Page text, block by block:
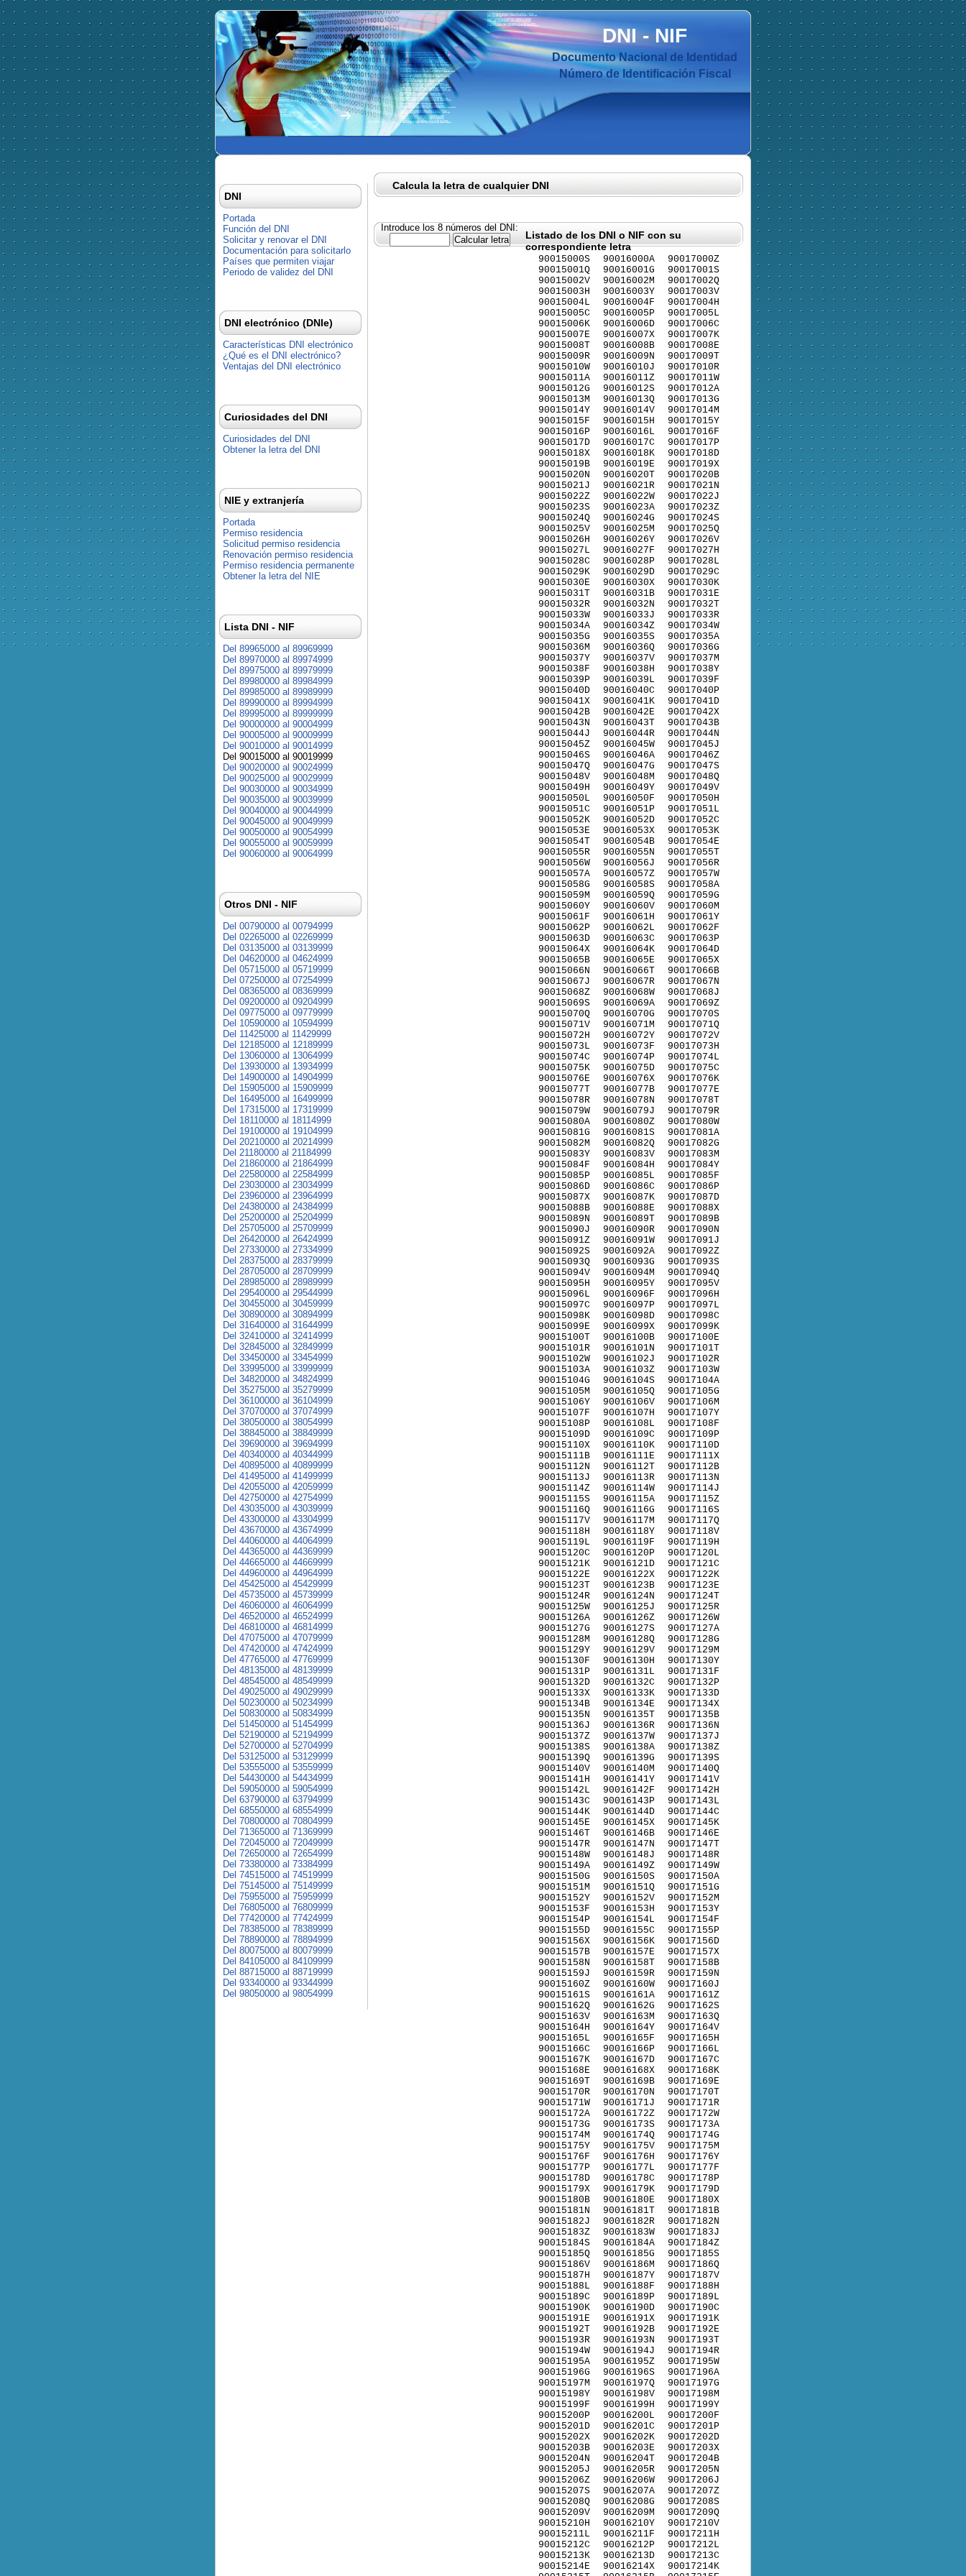
DNI-NIF
Documento Nacional de Identidad
Número de Identificación Fiscal
Calcula la letra de cualquier DNI
Introduce los 8 números del DNI:
Listado de los DNI o NIF con su
correspondiente letra
90015000S
90015001Q
90015002V
90015003H
90015004L
90015005C
90015006K
90015007E
90015008T
90015009R
90015010W
90015011A
90015012G
90015013M
90015014Y
90015015F
90015016P
90015017D
90015018X
90015019B
90015020N
90015021J
90015022Z
90015023S
90015024Q
90015025V
90015026H
90015027L
90015028C
90015029K
90015030E
90015031T
90015032R
90015033W
90015034A
90015035G
90015036M
90015037Y
90015038F
90015039P
90015040D
90015041X
90015042B
90015043N
90015044J
90015045Z
90015046S
90015047Q
90015048V
90015049H
90015050L
90015051C
90015052K
90015053E
90015054T
90015055R
90015056W
90015057A
90015058G
90015059M
90015060Y
90015061F
90015062P
90015063D
90015064X
90015065B
90015066N
90015067J
90015068Z
90015069S
90015070Q
90015071V
90015072H
90015073L
90015074C
90015075K
90015076E
90015077T
90015078R
90015079W
90015080A
90015081G
90015082M
90015083Y
90015084F
90015085P
90015086D
90015087X
90015088B
90015089N
90015090J
90015091Z
90015092S
90015093Q
90015094V
90015095H
90015096L
90015097C
90015098K
90015099E
90015100T
90015101R
90015102W
90015103A
90015104G
90015105M
90015106Y
90015107F
90015108P
90015109D
90015110X
90015111B
90015112N
90015113J
90015114Z
90015115S
90015116Q
90015117V
90015118H
90015119L
90015120C
90015121K
90015122E
90015123T
90015124R
90015125W
90015126A
90015127G
90015128M
90015129Y
90015130F
90015131P
90015132D
90015133X
90015134B
90015135N
90015136J
90015137Z
90015138S
90015139Q
90015140V
90015141H
90015142L
90015143C
90015144K
90015145E
90015146T
90015147R
90015148W
90015149A
90015150G
90015151M
90015152Y
90015153F
90015154P
90015155D
90015156X
90015157B
90015158N
90015159J
90015160Z
90015161S
90015162Q
90015163V
90015164H
90015165L
90015166C
90015167K
90015168E
90015169T
90015170R
90015171W
90015172A
90015173G
90015174M
90015175Y
90015176F
90015177P
90015178D
90015179X
90015180B
90015181N
90015182J
90015183Z
90015184S
90015185Q
90015186V
90015187H
90015188L
90015189C
90015190K
90015191E
90015192T
90015193R
90015194W
90015195A
90015196G
90015197M
90015198Y
90015199F
90015200P
90015201D
90015202X
90015203B
90015204N
90015205J
90015206Z
90015207S
90015208Q
90015209V
90015210H
90015211L
90015212C
90015213K
90015214E
90016000A
90016001G
90016002M
90016003Y
90016004F
90016005P
90016006D
90016007X
90016008B
90016009N
90016010J
90016011Z
90016012S
90016013Q
90016014V
90016015H
90016016L
90016017C
90016018K
90016019E
90016020T
90016021R
90016022W
90016023A
90016024G
90016025M
90016026Y
90016027F
90016028P
90016029D
90016030X
90016031B
90016032N
90016033J
90016034Z
90016035S
90016036Q
90016037V
90016038H
90016039L
90016040C
90016041K
90016042E
90016043T
90016044R
90016045W
90016046A
90016047G
90016048M
90016049Y
90016050F
90016051P
90016052D
90016053X
90016054B
90016055N
90016056J
90016057Z
90016058S
90016059Q
90016060V
90016061H
90016062L
90016063C
90016064K
90016065E
90016066T
90016067R
90016068W
90016069A
90016070G
90016071M
90016072Y
90016073F
90016074P
90016075D
90016076X
90016077B
90016078N
90016079J
90016080Z
90016081S
90016082Q
90016083V
90016084H
90016085L
90016086C
90016087K
90016088E
90016089T
90016090R
90016091W
90016092A
90016093G
90016094M
90016095Y
90016096F
90016097P
90016098D
90016099X
90016100B
90016101N
90016102J
90016103Z
90016104S
90016105Q
90016106V
90016107H
90016108L
90016109C
90016110K
90016111E
90016112T
90016113R
90016114W
90016115A
90016116G
90016117M
90016118Y
90016119F
90016120P
90016121D
90016122X
90016123B
90016124N
90016125J
90016126Z
90016127S
90016128Q
90016129V
90016130H
90016131L
90016132C
90016133K
90016134E
90016135T
90016136R
90016137W
90016138A
90016139G
90016140M
90016141Y
90016142F
90016143P
90016144D
90016145X
90016146B
90016147N
90016148J
90016149Z
90016150S
90016151Q
90016152V
90016153H
90016154L
90016155C
90016156K
90016157E
90016158T
90016159R
90016160W
90016161A
90016162G
90016163M
90016164Y
90016165F
90016166P
90016167D
90016168X
90016169B
90016170N
90016171J
90016172Z
90016173S
90016174Q
90016175V
90016176H
90016177L
90016178C
90016179K
90016180E
90016181T
90016182R
90016183W
90016184A
90016185G
90016186M
90016187Y
90016188F
90016189P
90016190D
90016191X
90016192B
90016193N
90016194J
90016195Z
90016196S
90016197Q
90016198V
90016199H
90016200L
90016201C
90016202K
90016203E
90016204T
90016205R
90016206W
90016207A
90016208G
90016209M
90016210Y
90016211F
90016212P
90016213D
90016214X
90017000Z
90017001S
90017002Q
90017003V
90017004H
90017005L
90017006C
90017007K
90017008E
90017009T
90017010R
90017011W
90017012A
90017013G
90017014M
90017015Y
90017016F
90017017P
90017018D
90017019X
90017020B
90017021N
90017022J
90017023Z
90017024S
90017025Q
90017026V
90017027H
90017028L
90017029C
90017030K
90017031E
90017032T
90017033R
90017034W
90017035A
90017036G
90017037M
90017038Y
90017039F
90017040P
90017041D
90017042X
90017043B
90017044N
90017045J
90017046Z
90017047S
90017048Q
90017049V
90017050H
90017051L
90017052C
90017053K
90017054E
90017055T
90017056R
90017057W
90017058A
90017059G
90017060M
90017061Y
90017062F
90017063P
90017064D
90017065X
90017066B
90017067N
90017068J
90017069Z
90017070S
90017071Q
90017072V
90017073H
90017074L
90017075C
90017076K
90017077E
90017078T
90017079R
90017080W
90017081A
90017082G
90017083M
90017084Y
90017085F
90017086P
90017087D
90017088X
90017089B
90017090N
90017091J
90017092Z
90017093S
90017094Q
90017095V
90017096H
90017097L
90017098C
90017099K
90017100E
90017101T
90017102R
90017103W
90017104A
90017105G
90017106M
90017107Y
90017108F
90017109P
90017110D
90017111X
90017112B
90017113N
90017114J
90017115Z
90017116S
90017117Q
90017118V
90017119H
90017120L
90017121C
90017122K
90017123E
90017124T
90017125R
90017126W
90017127A
90017128G
90017129M
90017130Y
90017131F
90017132P
90017133D
90017134X
90017135B
90017136N
90017137J
90017138Z
90017139S
90017140Q
90017141V
90017142H
90017143L
90017144C
90017145K
90017146E
90017147T
90017148R
90017149W
90017150A
90017151G
90017152M
90017153Y
90017154F
90017155P
90017156D
90017157X
90017158B
90017159N
90017160J
90017161Z
90017162S
90017163Q
90017164V
90017165H
90017166L
90017167C
90017168K
90017169E
90017170T
90017171R
90017172W
90017173A
90017174G
90017175M
90017176Y
90017177F
90017178P
90017179D
90017180X
90017181B
90017182N
90017183J
90017184Z
90017185S
90017186Q
90017187V
90017188H
90017189L
90017190C
90017191K
90017192E
90017193T
90017194R
90017195W
90017196A
90017197G
90017198M
90017199Y
90017200F
90017201P
90017202D
90017203X
90017204B
90017205N
90017206J
90017207Z
90017208S
90017209Q
90017210V
90017211H
90017212L
90017213C
90017214K
DNI
Portada
Función del DNI
Solicitar y renovar el DNI
Documentación para solicitarlo
Países que permiten viajar
Periodo de validez del DNI
DNI electrónico (DNIe)
Características DNI electrónico
¿Qué es el DNI electrónico?
Ventajas del DNI electrónico
Curiosidades del DNI
Curiosidades del DNI
Obtener la letra del DNI
NIE y extranjería
Portada
Permiso residencia
Solicitud permiso residencia
Renovación permiso residencia
Permiso residencia permanente
Obtener la letra del NIE
Lista DNI - NIF
Del 89965000 al 89969999
Del 89970000 al 89974999
Del 89975000 al 89979999
Del 89980000 al 89984999
Del 89985000 al 89989999
Del 89990000 al 89994999
Del 89995000 al 89999999
Del 90000000 al 90004999
Del 90005000 al 90009999
Del 90010000 al 90014999
Del 90015000 al 90019999
Del 90020000 al 90024999
Del 90025000 al 90029999
Del 90030000 al 90034999
Del 90035000 al 90039999
Del 90040000 al 90044999
Del 90045000 al 90049999
Del 90050000 al 90054999
Del 90055000 al 90059999
Del 90060000 al 90064999
Otros DNI - NIF
Del 00790000 al 00794999
Del 02265000 al 02269999
Del 03135000 al 03139999
Del 04620000 al 04624999
Del 05715000 al 05719999
Del 07250000 al 07254999
Del 08365000 al 08369999
Del 09200000 al 09204999
Del 09775000 al 09779999
Del 10590000 al 10594999
Del 11425000 al 11429999
Del 12185000 al 12189999
Del 13060000 al 13064999
Del 13930000 al 13934999
Del 14900000 al 14904999
Del 15905000 al 15909999
Del 16495000 al 16499999
Del 17315000 al 17319999
Del 18110000 al 18114999
Del 19100000 al 19104999
Del 20210000 al 20214999
Del 21180000 al 21184999
Del 21860000 al 21864999
Del 22580000 al 22584999
Del 23030000 al 23034999
Del 23960000 al 23964999
Del 24380000 al 24384999
Del 25200000 al 25204999
Del 25705000 al 25709999
Del 26420000 al 26424999
Del 27330000 al 27334999
Del 28375000 al 28379999
Del 28705000 al 28709999
Del 28985000 al 28989999
Del 29540000 al 29544999
Del 30455000 al 30459999
Del 30890000 al 30894999
Del 31640000 al 31644999
Del 32410000 al 32414999
Del 32845000 al 32849999
Del 33450000 al 33454999
Del 33995000 al 33999999
Del 34820000 al 34824999
Del 35275000 al 35279999
Del 36100000 al 36104999
Del 37070000 al 37074999
Del 38050000 al 38054999
Del 38845000 al 38849999
Del 39690000 al 39694999
Del 40340000 al 40344999
Del 40895000 al 40899999
Del 41495000 al 41499999
Del 42055000 al 42059999
Del 42750000 al 42754999
Del 43035000 al 43039999
Del 43300000 al 43304999
Del 43670000 al 43674999
Del 44060000 al 44064999
Del 44365000 al 44369999
Del 44665000 al 44669999
Del 44960000 al 44964999
Del 45425000 al 45429999
Del 45735000 al 45739999
Del 46060000 al 46064999
Del 46520000 al 46524999
Del 46810000 al 46814999
Del 47075000 al 47079999
Del 47420000 al 47424999
Del 47765000 al 47769999
Del 48135000 al 48139999
Del 48545000 al 48549999
Del 49025000 al 49029999
Del 50230000 al 50234999
Del 50830000 al 50834999
Del 51450000 al 51454999
Del 52190000 al 52194999
Del 52700000 al 52704999
Del 53125000 al 53129999
Del 53555000 al 53559999
Del 54430000 al 54434999
Del 59050000 al 59054999
Del 63790000 al 63794999
Del 68550000 al 68554999
Del 70800000 al 70804999
Del 71365000 al 71369999
Del 72045000 al 72049999
Del 72650000 al 72654999
Del 73380000 al 73384999
Del 74515000 al 74519999
Del 75145000 al 75149999
Del 75955000 al 75959999
Del 76805000 al 76809999
Del 77420000 al 77424999
Del 78385000 al 78389999
Del 78890000 al 78894999
Del 80075000 al 80079999
Del 84105000 al 84109999
Del 88715000 al 88719999
Del 93340000 al 93344999
Del 98050000 al 98054999